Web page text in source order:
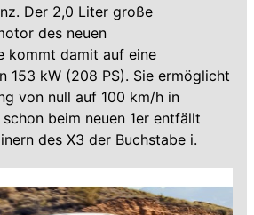
Der 2,0 Liter große
des neuen
kommt damit auf eine
153 kW (208 PS). Sie ermöglicht
von null auf 100 km/h in
schon beim neuen 1er entfällt
des X3 der Buchstabe i.